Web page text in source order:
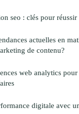
seo : clés pour réussir
actuelles en
de contenu?
web analytics
digitale avec